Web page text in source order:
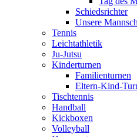
Schiedsrichter
Unsere
Tennis
Leichtathletik
Ju-Jutsu
Kinderturnen
Familienturnen
Eltern-Kind-
Tischtennis
Handball
Kickboxen
Volleyball